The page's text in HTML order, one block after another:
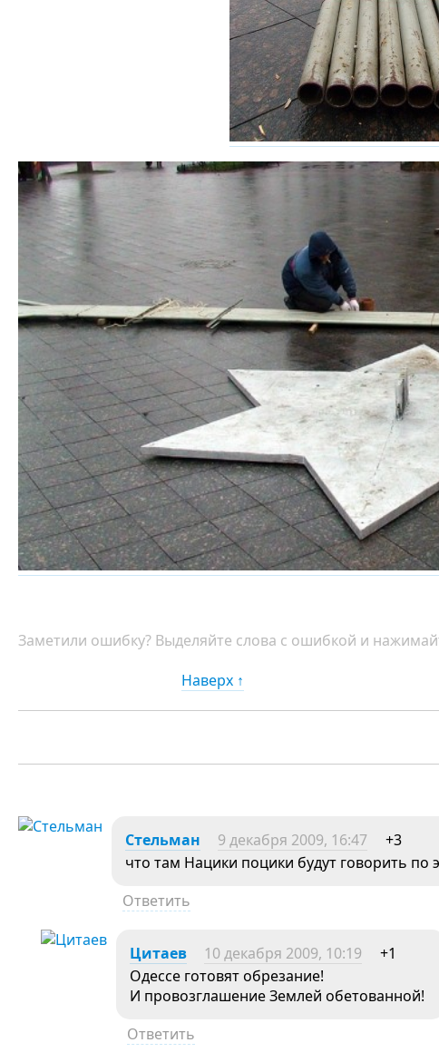
Заметили ошибку? Выделяйте слова с ошибкой и
Наверх ↑
Стельман 9 декабря 2009, 16:47
+3
что там Нацики поцики будут говорить по
Ответить
Цитаев 10 декабря 2009, 10:19
+1
Одессе готовят обрезание!
И провозглашение Землей обетованной!
Ответить